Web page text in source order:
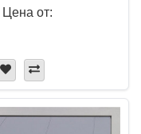
Цена от: